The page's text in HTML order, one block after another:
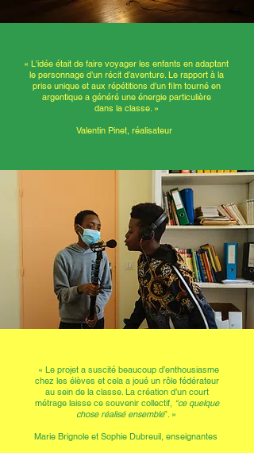
« L'idée était de faire voyager les enfants en adaptant
le personnage d’un récit d’aventure. Le rapport à la
prise unique et aux répétitions d’un film tourné en
argentique a généré une énergie particulière
dans la classe. »
Valentin Pinet, réalisateur
« Le projet a suscité beaucoup d’enthousiasme
chez les élèves et cela a joué un rôle fédérateur
au sein de la classe. La création d’un court
métrage laisse ce souvenir collectif, “ce quelque
chose réalisé ensemble”. »
Marie Brignole et Sophie Dubreuil, enseignantes